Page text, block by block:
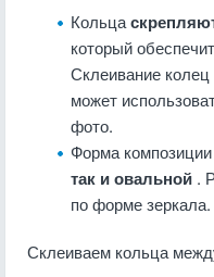
Кольца
который
Склеивание
может
фото.
Форма
так и овальной .
по форме зеркала.
Склеиваем кольца